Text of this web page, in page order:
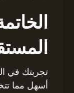
تجربتك في
أسهل مما